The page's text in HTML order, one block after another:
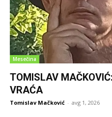
Mesečina
TOMISLAV
VRAĆA
Tomislav Mačković - avg 1, 2026